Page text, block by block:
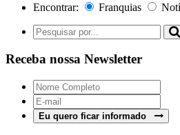
Encontrar: Franquias
Receba nossa Newsletter
Eu quero ficar informado